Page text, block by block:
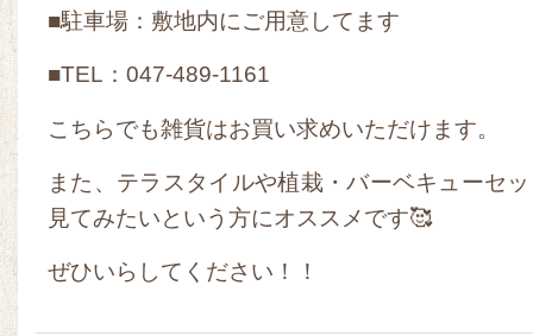
■駐車場：敷地内にご用意してます
■TEL：047-489-1161
こちらでも雑貨はお買い求めいただけます。
また、テラスタイルや植栽・バーベキューセ
見てみたいという方にオススメです🥰
ぜひいらしてください！！